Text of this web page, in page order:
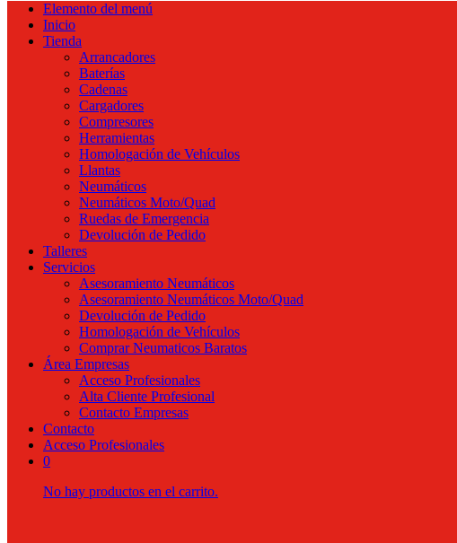
Elemento del menú
Inicio
Tienda
Arrancadores
Baterías
Cadenas
Cargadores
Compresores
Herramientas
Homologación de Vehículos
Llantas
Neumáticos
Neumáticos Moto/Quad
Ruedas de Emergencia
Devolución de Pedido
Talleres
Servicios
Asesoramiento Neumáticos
Asesoramiento Neumáticos Moto/Quad
Devolución de Pedido
Homologación de Vehículos
Comprar Neumaticos Baratos
Área Empresas
Acceso Profesionales
Alta Cliente Profesional
Contacto Empresas
Contacto
Acceso Profesionales
0
No hay productos en el carrito.